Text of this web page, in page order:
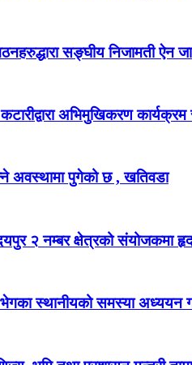
सङ्घीय निजामती ऐन
अभिमुखिकरण कार्यक्रम
अवस्थामा पुगेको छ , खतिवडा
२ नम्बर क्षेत्रको संयोजकमा
भेगका स्थानीयको समस्या अध्ययन